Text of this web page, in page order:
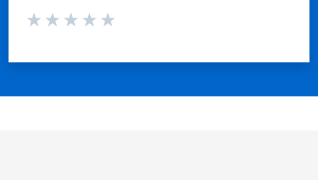
Valuta da 1 a 5 stelle la pagina